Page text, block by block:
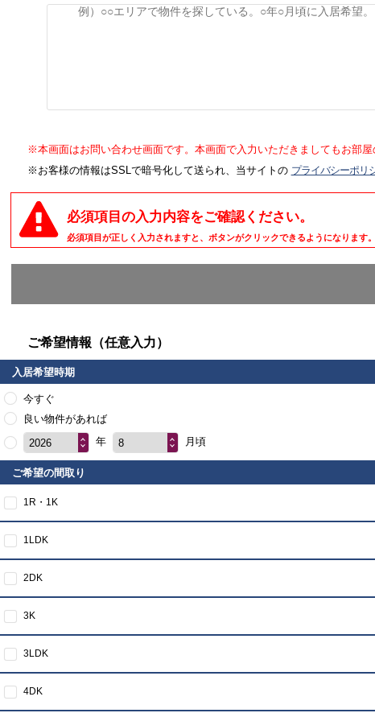
※本画面はお問い合わせ画面です。本画面で入力いただきましてもお部屋
※お客様の情報はSSLで暗号化して送られ、当サイトの プライバシーポリ
必須項目の入力内容をご確認ください。
必須項目が正しく入力されますと、ボタンがクリックできるようになります。
ご希望情報（任意入力）
入居希望時期
今すぐ
良い物件があれば
2026
年 8 月頃
ご希望の間取り
1R・1K
1LDK
2DK
3K
3LDK
4DK